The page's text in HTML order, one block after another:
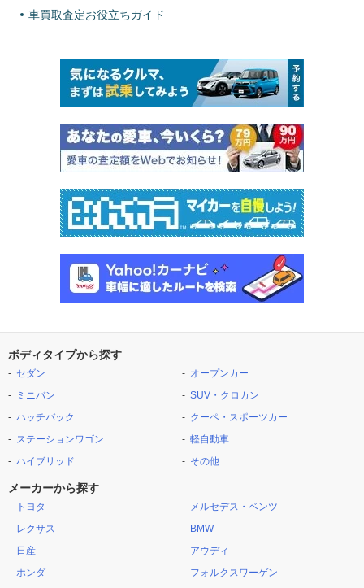
車買取査定お役立ちガイド
ボディタイプから探す
セダン
ミニバン
ハッチバック
ステーションワゴン
ハイブリッド
オープンカー
SUV・クロカン
クーペ・スポーツカー
軽自動車
その他
メーカーから探す
トヨタ
レクサス
日産
ホンダ
メルセデス・ベンツ
BMW
アウディ
フォルクスワーゲン